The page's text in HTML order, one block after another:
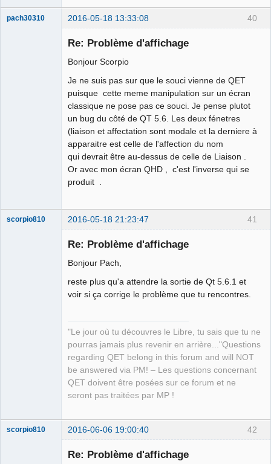
40
pach30310 2016-05-18 13:33:08
Re: Problème d'affichage
Bonjour Scorpio
Je ne suis pas sur que le souci vienne de QET
puisque cette meme manipulation sur un écran
classique ne pose pas ce souci. Je pense plutot
un bug du côté de QT 5.6. Les deux fénetres
(liaison et affectation sont modale et la derniere à
apparaitre est celle de l'affection du nom
qui devrait être au-dessus de celle de Liaison .
Or avec mon écran QHD , c'est l'inverse qui se
produit .
41
scorpio810 2016-05-18 21:23:47
Re: Problème d'affichage
Bonjour Pach,
reste plus qu'a attendre la sortie de Qt 5.6.1 et
voir si ça corrige le problème que tu rencontres.
"Le jour où tu découvres le Libre, tu sais que tu ne
pourras jamais plus revenir en arrière..."Questions
regarding QET belong in this forum and will NOT
be answered via PM! – Les questions concernant
QET doivent être posées sur ce forum et ne
seront pas traitées par MP !
42
scorpio810 2016-06-06 19:00:40
Re: Problème d'affichage